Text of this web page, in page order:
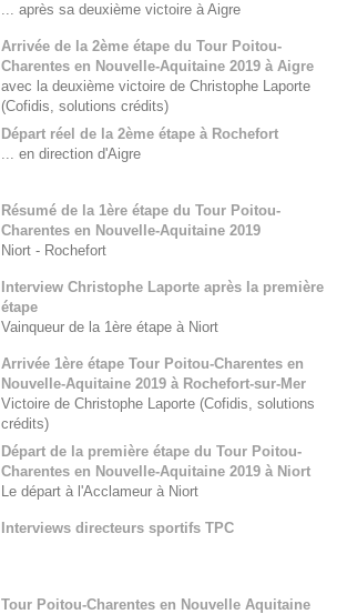
... après sa deuxième victoire à Aigre
Arrivée de la 2ème étape du Tour Poitou-
Charentes en Nouvelle-Aquitaine 2019 à Aigre
avec la deuxième victoire de Christophe Laporte
(Cofidis, solutions crédits)
Départ réel de la 2ème étape à Rochefort
... en direction d'Aigre
Résumé de la 1ère étape du Tour Poitou-
Charentes en Nouvelle-Aquitaine 2019
Niort - Rochefort
Interview Christophe Laporte après la première
étape
Vainqueur de la 1ère étape à Niort
Arrivée 1ère étape Tour Poitou-Charentes en
Nouvelle-Aquitaine 2019 à Rochefort-sur-Mer
Victoire de Christophe Laporte (Cofidis, solutions
crédits)
Départ de la première étape du Tour Poitou-
Charentes en Nouvelle-Aquitaine 2019 à Niort
Le départ à l'Acclameur à Niort
Interviews directeurs sportifs TPC
Tour Poitou-Charentes en Nouvelle Aquitaine